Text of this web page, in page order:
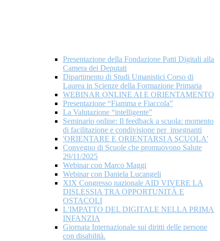
Presentazione della Fondazione Patti Digitali alla
Camera dei Deputati
Dipartimento di Studi Umanistici Corso di
Laurea in Scienze della Formazione Primaria
WEBINAR ONLINE AI E ORIENTAMENTO
Presentazione “Fiamma e Fiaccola”
La Valutazione “intelligente”
Seminario online: Il feedback a scuola: momento
di facilitazione e condivisione per insegnanti
'ORIENTARE E ORIENTARSI A SCUOLA'
Convegno di Scuole che promuovono Salute
29/11/2025
Webinar con Marco Maggi
Webinar con Daniela Lucangeli
XIX Congresso nazionale AID VIVERE LA
DISLESSIA TRA OPPORTUNITÀ E
OSTACOLI
L'IMPATTO DEL DIGITALE NELLA PRIMA
INFANZIA
Giornata Internazionale sui diritti delle persone
con disabilità.